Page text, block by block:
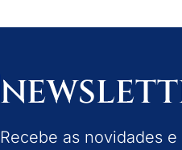
Recebe as novidades